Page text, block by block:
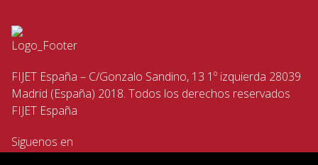
FIJET España – C/Gonzalo Sandino, 13 1º izquierda 28039
Madrid (España) 2018. Todos los derechos reservados
FIJET España
Siguenos en